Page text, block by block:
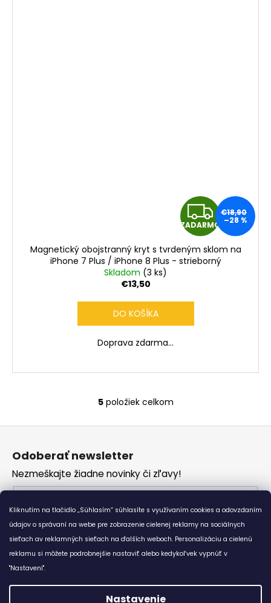
Kliknutím na tlačidlo „Súhlasím“ súhlasíte s využívaním cookies a odovzdaním
údajov o správaní na webe pre zobrazenie cielenej reklamy na sociálnych
sieťach av reklamných sieťach na ďalších weboch. Personalizáciu a cielenú
reklamu si môžete podrobnejšie nastaviť alebo kedykoľvek vypnúť v
"Nastavení".
Nastavenie
Z
A
D
ZADARMO
€18,90
–28 %
Magnetický obojstranný kryt s tvrdeným sklom na
iPhone 7 Plus / iPhone 8 Plus - strieborný
Skladom (3 ks)
€13,50
DO KOŠÍKA
Doprava zdarma...
O
v
a
c
e
p
r
v
y
v
5položiek celkom
ä
t
Odoberať newsletter
Nezmeškajte žiadne novinky či zľavy!
Vložením e-mailu súhlasíte spodmienkami
ochrany osobných údajov
PRIHLÁSIŤ SA